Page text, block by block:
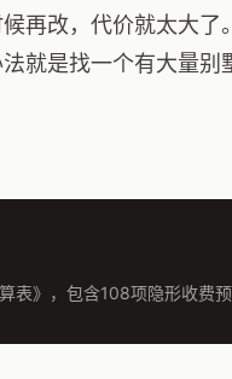
再改，代价就太大
就是找一个有大量别
表》，包含108项隐形收费预